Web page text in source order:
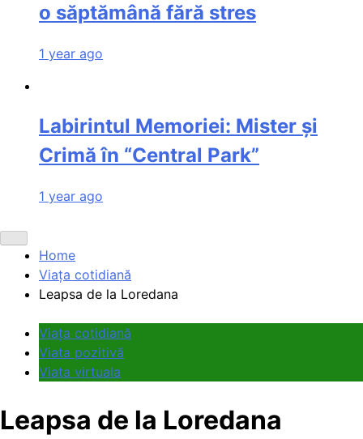
o săptămână fără stres
1 year ago
Labirintul Memoriei: Mister și
Crimă în “Central Park”
1 year ago
Home
Viața cotidiană
Leapsa de la Loredana
Viața cotidiană
Viata pozitivă
Viata virtuala
Leapsa de la Loredana